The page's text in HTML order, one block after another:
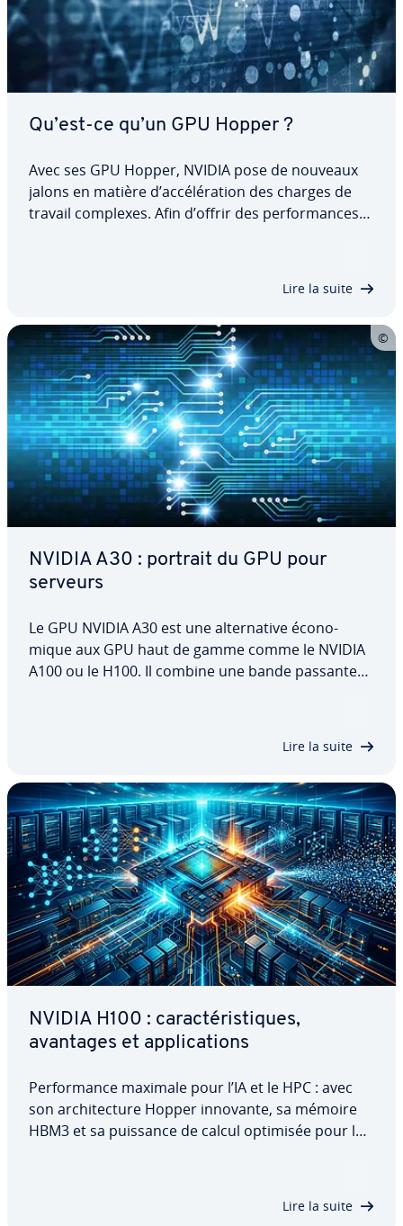
Qu’est-ce qu’un GPU Hopper ?
Avec ses GPU Hopper, NVIDIA pose de nouveaux
jalons en matière d’ac­cé­lé­ra­tion des charges de
travail complexes. Afin d’offrir des per­for­mances
Lire la suite
NVIDIA A30 : portrait du GPU pour
serveurs
Le GPU NVIDIA A30 est une al­ter­na­tive éco­no­
mique aux GPU haut de gamme comme le NVIDIA
A100 ou le H100. Il combine une bande passante
termes de per­for­mances, ses avantages et…
Lire la suite
NVIDIA H100 : ca­rac­té­ris­tiques,
avantages et ap­pli­ca­tions
Per­for­mance maximale pour l’IA et le HPC : avec
son ar­chi­tec­ture Hopper innovante, sa mémoire
HBM3 et sa puissance de calcul optimisée pour le
Lire la suite